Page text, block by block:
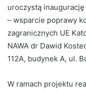
uroczystą
– wsparcie poprawy
zagranicznych UE
NAWA dr Dawid
112A, budynek A, ul.
W ramach projektu